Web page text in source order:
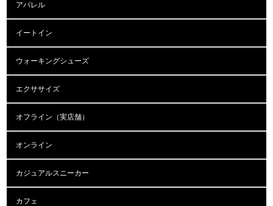
アパレル
イートイン
ウォーキングシューズ
エクササイズ
オフライン（実店舗）
オンライン
カジュアルスニーカー
カフェ